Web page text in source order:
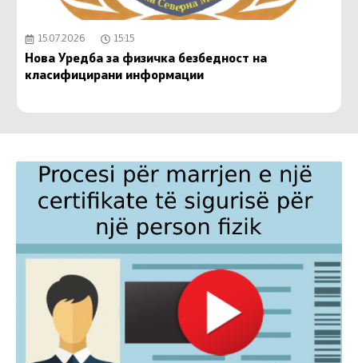
15.07.2026 15:15
Нова Уредба за физичка безбедност на
класифицирани информации